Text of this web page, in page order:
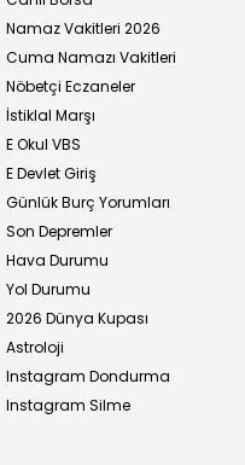
Namaz Vakitleri 2026
Cuma Namazı Vakitleri
Nöbetçi Eczaneler
İstiklal Marşı
E Okul VBS
E Devlet Giriş
Günlük Burç Yorumları
Son Depremler
Hava Durumu
Yol Durumu
2026 Dünya Kupası
Astroloji
Instagram Dondurma
Instagram Silme